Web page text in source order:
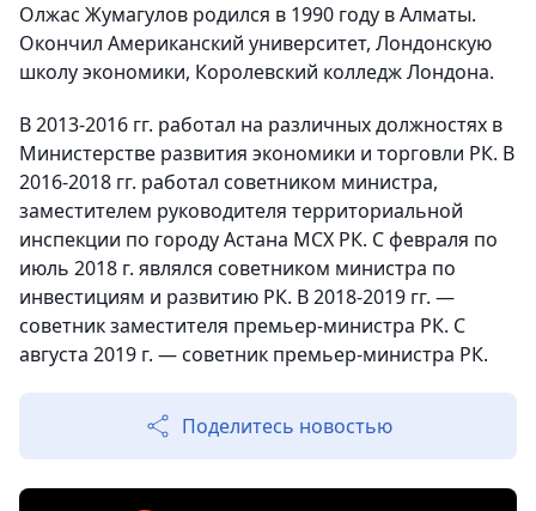
Олжас Жумагулов родился в 1990 году в Алматы.
Окончил Американский университет, Лондонскую
школу экономики, Королевский колледж Лондона.
В 2013-2016 гг. работал на различных должностях в
Министерстве развития экономики и торговли РК. В
2016-2018 гг. работал советником министра,
заместителем руководителя территориальной
инспекции по городу Астана МСХ РК. С февраля по
июль 2018 г. являлся советником министра по
инвестициям и развитию РК. В 2018-2019 гг. —
советник заместителя премьер-министра РК. С
августа 2019 г. — советник премьер-министра РК.
Поделитесь новостью